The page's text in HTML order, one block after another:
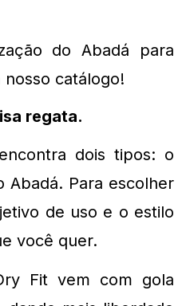
do Abadá para
catálogo!
regata.
dois tipos: o
Abadá. Para escolher
de uso e o estilo
você quer.
Fit vem com gola